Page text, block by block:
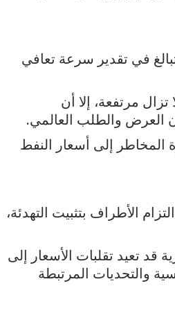
في تقدير سرعة تعافي
مرتفعة، إلا أن
العرض والطلب العالمي.
المخاطر إلى أسعار النفط
الأطراف بتثبيت التهدئة،
قد تعيد تقلبات الأسعار إلى
والتحديات المرتبطة